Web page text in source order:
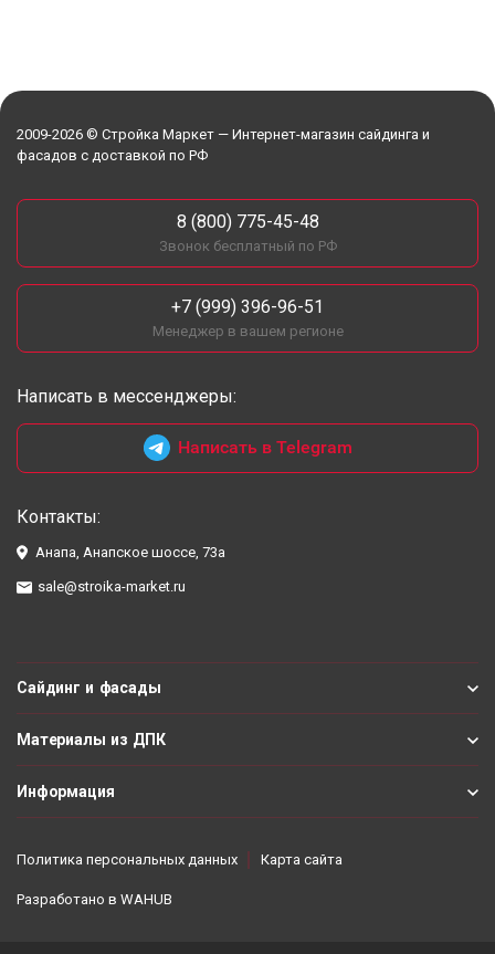
2009-2026 © Стройка Маркет — Интернет-магазин сайдинга и
фасадов с доставкой по РФ
8 (800) 775-45-48
Звонок бесплатный по РФ
+7 (999) 396-96-51
Менеджер в вашем регионе
Написать в мессенджеры:
Написать в Telegram
Контакты:
Анапа, Анапское шоссе, 73а
sale@stroika-market.ru
Сайдинг и фасады
Материалы из ДПК
Информация
Политика персональных данных Карта сайта
Разработано в WAHUB